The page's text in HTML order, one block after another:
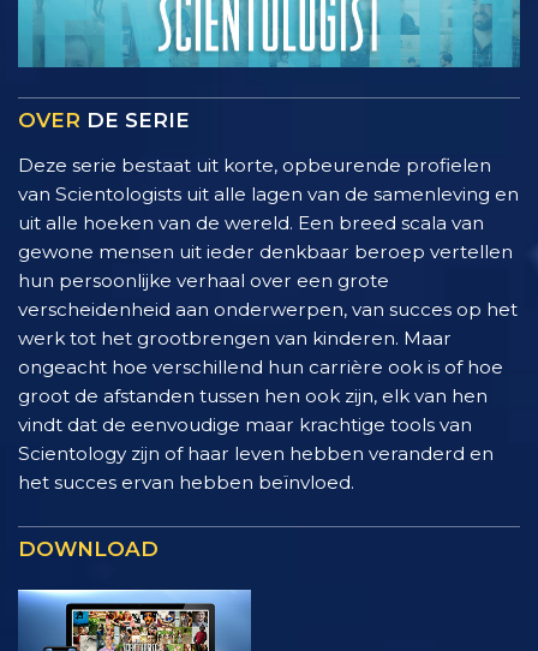
OVER DE SERIE
Deze serie bestaat uit korte, opbeurende profielen
van Scientologists uit alle lagen van de samenleving en
uit alle hoeken van de wereld. Een breed scala van
gewone mensen uit ieder denkbaar beroep vertellen
hun persoonlijke verhaal over een grote
verscheidenheid aan onderwerpen, van succes op het
werk tot het grootbrengen van kinderen. Maar
ongeacht hoe verschillend hun carrière ook is of hoe
groot de afstanden tussen hen ook zijn, elk van hen
vindt dat de eenvoudige maar krachtige tools van
Scientology zijn of haar leven hebben veranderd en
het succes ervan hebben beïnvloed.
DOWNLOAD